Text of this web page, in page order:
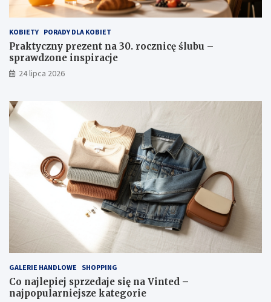
KOBIETY PORADY DLA KOBIET
Praktyczny prezent na 30. rocznicę ślubu –
sprawdzone inspiracje
24 lipca 2026
GALERIE HANDLOWE SHOPPING
Co najlepiej sprzedaje się na Vinted –
najpopularniejsze kategorie